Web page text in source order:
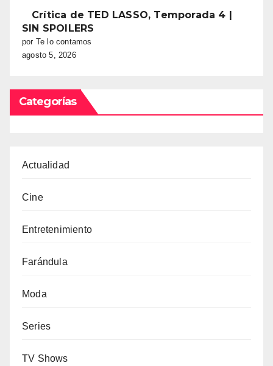
Crítica de TED LASSO, Temporada 4 |
SIN SPOILERS
por Te lo contamos
agosto 5, 2026
Categorías
Actualidad
Cine
Entretenimiento
Farándula
Moda
Series
TV Shows